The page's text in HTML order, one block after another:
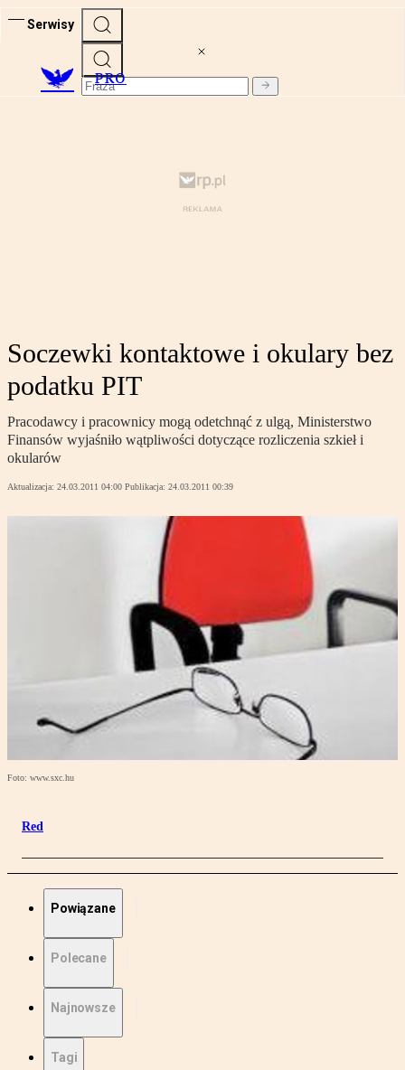
Serwisy
PRO
Soczewki kontaktowe i okulary bez
podatku PIT
Pracodawcy i pracownicy mogą odetchnąć z ulgą, Ministerstwo
Finansów wyjaśniło wątpliwości dotyczące rozliczenia szkieł i
okularów
Aktualizacja: 24.03.2011 04:00 Publikacja: 24.03.2011 00:39
Foto: www.sxc.hu
Red
Powiązane
Polecane
Najnowsze
Tagi